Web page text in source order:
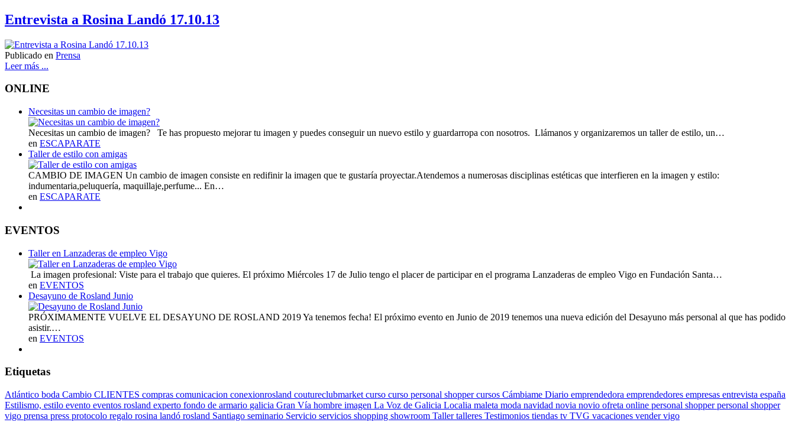
Entrevista a Rosina Landó 17.10.13
Publicado en Prensa
Leer más ...
ONLINE
Necesitas un cambio de imagen?
Necesitas un cambio de imagen? Te has propuesto mejorar tu imagen y puedes conseguir un nuevo estilo y guardarropa con nosotros. Llámanos y organizaremos un taller de estilo, un…
en ESCAPARATE
Taller de estilo con amigas
CAMBIO DE IMAGEN Un cambio de imagen consiste en redifinir la imagen que te gustaría proyectar.Atendemos a numerosas disciplinas estéticas que interfieren en la imagen y estilo:
indumentaria,peluquería, maquillaje,perfume... En…
en ESCAPARATE
EVENTOS
Taller en Lanzaderas de empleo Vigo
La imagen profesional: Viste para el trabajo que quieres. El próximo Miércoles 17 de Julio tengo el placer de participar en el programa Lanzaderas de empleo Vigo en Fundación Santa…
en EVENTOS
Desayuno de Rosland Junio
PRÓXIMAMENTE VUELVE EL DESAYUNO DE ROSLAND 2019 Ya tenemos fecha! El próximo evento en Junio de 2019 tenemos una nueva edición del Desayuno más personal al que has podido
asistir.…
en EVENTOS
Etiquetas
Atlántico boda Cambio CLIENTES compras comunicacion conexionrosland coutureclubmarket curso curso personal shoppercursos Cámbiame Diario emprendedora emprendedores empresas entrevista españa
Estilismo, estilo evento eventos rosland experto fondo de armario galicia Gran Vía hombre imagen La Voz de Galicia Localia maleta moda navidad novia novio ofreta online personal shopperpersonal shopper
vigo prensa press protocolo regalo rosina landó rosland Santiago seminario Servicio servicios shopping showroom Tallertalleres Testimonios tiendas tv TVG vacaciones vendervigo